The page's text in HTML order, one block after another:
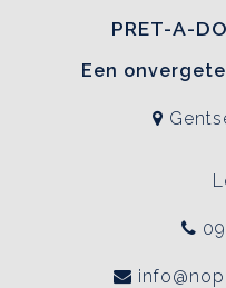
PRET-A-
Een